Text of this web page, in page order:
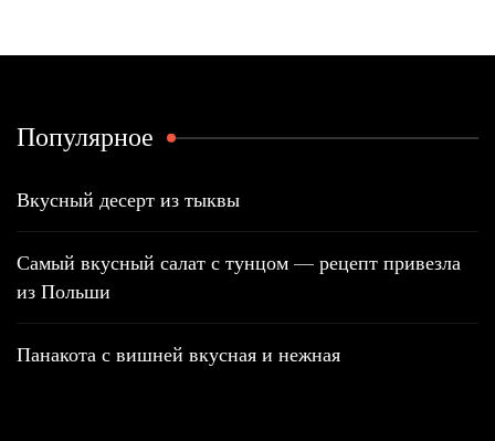
Популярное
Вкусный десерт из тыквы
Самый вкусный салат с тунцом — рецепт привезла
из Польши
Панакота с вишней вкусная и нежная